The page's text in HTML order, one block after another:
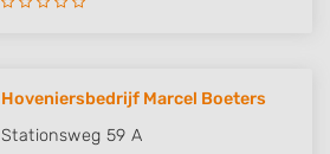
Hoveniersbedrijf Marcel Boeters
Stationsweg 59 A